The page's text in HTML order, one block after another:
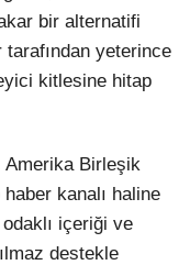
bir alternatifi
yeterince
kitlesine hitap
Amerika Birleşik
kanalı haline
içeriği ve
destekle